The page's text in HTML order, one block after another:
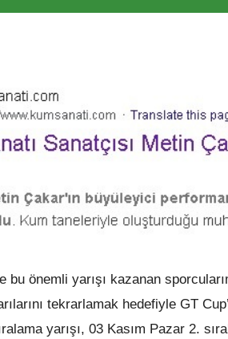
bu önemli yarışı kazanan
tekrarlamak hedefiyle GT
yarışı, 03 Kasım Pazar 2.